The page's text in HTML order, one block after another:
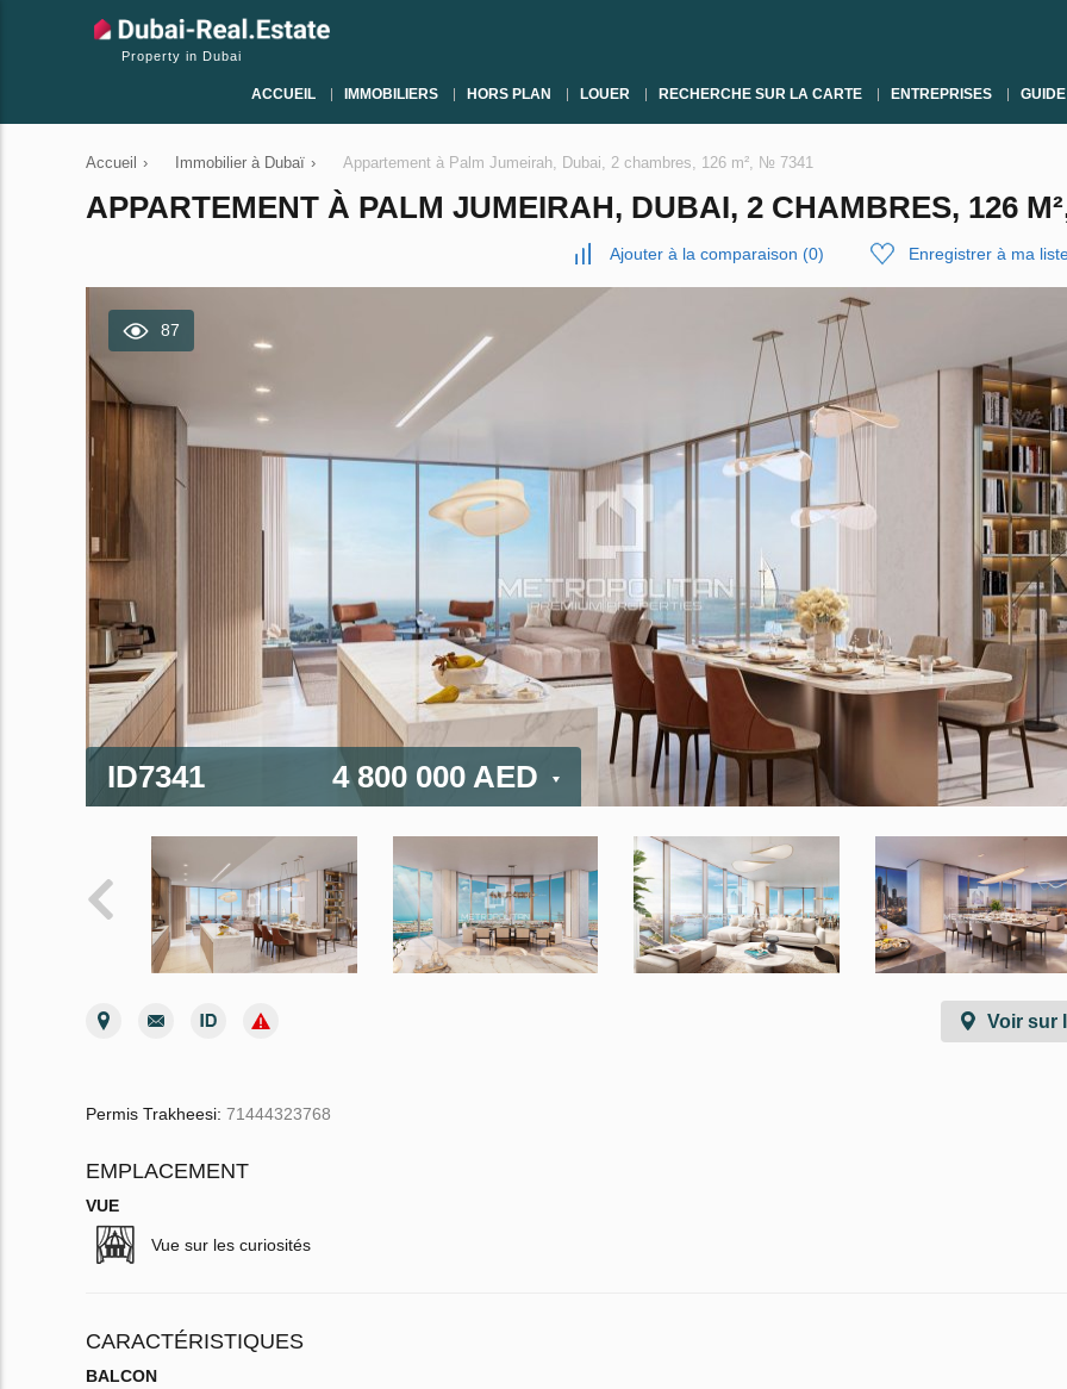
Property in Dubai
ACCUEIL IMMOBILIERS HORS PLAN LOUER RECHERCHE SUR LA CARTE ENTREPRISES GUIDE
Accueil › Immobilier à Dubaï › Appartement à Palm Jumeirah, Dubai, 2 chambres, 126 m², № 7341
APPARTEMENT À PALM JUMEIRAH, DUBAI, 2 CHAMBRES, 126
Ajouter à la comparaison (0) Enregistrer à ma
87
ID7341 4 800 000 AED
Voir sur
Permis Trakheesi: 71444323768
EMPLACEMENT
VUE
Vue sur les curiosités
CARACTÉRISTIQUES
BALCON